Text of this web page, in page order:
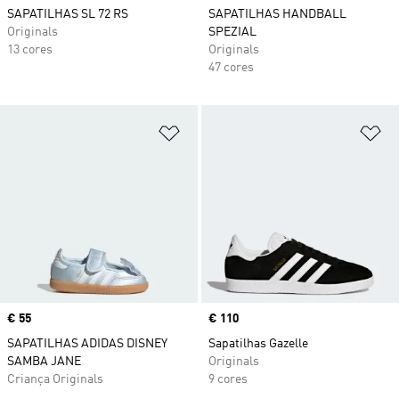
SAPATILHAS SL 72 RS
Originals
13 cores
SAPATILHAS HANDBALL
SPEZIAL
Originals
47 cores
Price
€ 55
SAPATILHAS ADIDAS DISNEY
SAMBA JANE
Criança Originals
Price
€ 110
Sapatilhas Gazelle
Originals
9 cores